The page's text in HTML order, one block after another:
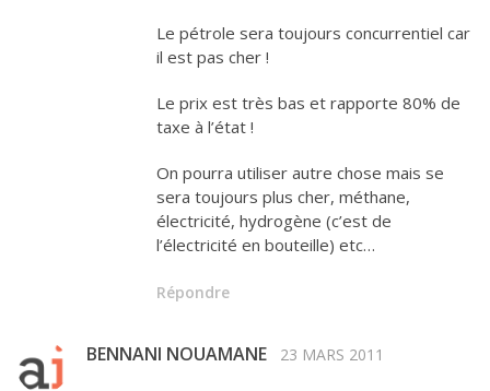
Le pétrole sera toujours concurrentiel car
il est pas cher !
Le prix est très bas et rapporte 80% de
taxe à l’état !
On pourra utiliser autre chose mais se
sera toujours plus cher, méthane,
électricité, hydrogène (c’est de
l’électricité en bouteille) etc…
Répondre
BENNANI NOUAMANE 23 MARS 2011